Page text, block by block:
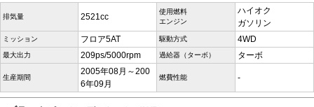
排気量 2521cc
使用燃料
エンジン
ハイオク
ガソリン
ミッション フロア5AT 駆動方式 4WD
最大出力 209ps/5000rpm 過給器（ターボ） ターボ
生産期間
2005年08月～200
6年09月
燃費性能 -